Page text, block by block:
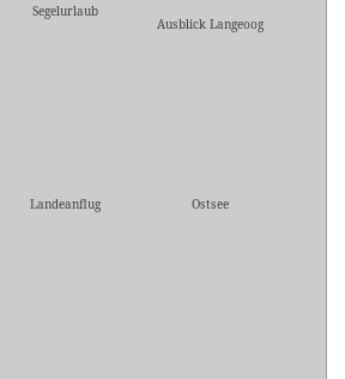
Segelurlaub
Ausblick Langeoog
Landeanflug Ostsee